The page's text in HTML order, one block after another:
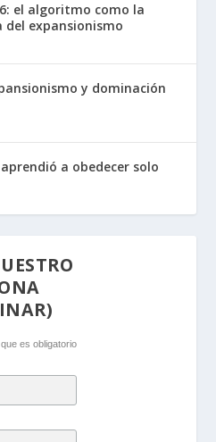
el algoritmo como la
expansionismo
y dominación
a obedecer solo
es obligatorio